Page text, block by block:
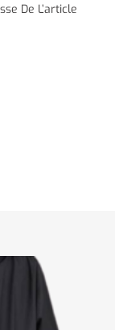
De L’article